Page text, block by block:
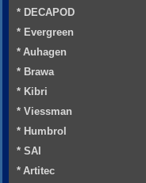
* DECAPOD
* Evergreen
* Auhagen
* Brawa
* Kibri
* Viessman
* Humbrol
* SAI
* Artitec